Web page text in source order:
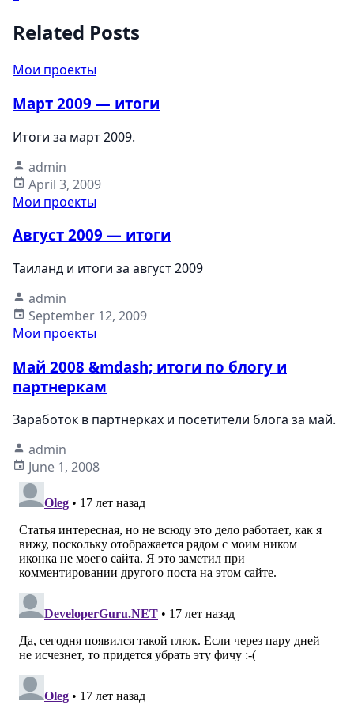
Related Posts
Мои проекты
Март 2009 — итоги
Итоги за март 2009.
admin
April 3, 2009
Мои проекты
Август 2009 — итоги
Таиланд и итоги за август 2009
admin
September 12, 2009
Мои проекты
Май 2008 &mdash; итоги по блогу и
партнеркам
Заработок в партнерках и посетители блога за май.
admin
June 1, 2008